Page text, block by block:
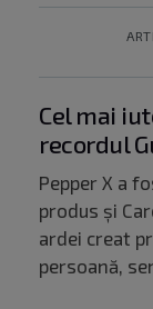
Cel mai
recordul
Pepper X a
produs și
ardei creat
persoană,